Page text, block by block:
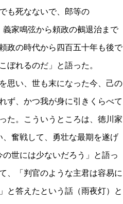
も死なないで、郎等の
義家鳴弦から頼政の鵺退治まで
政の時代から四百五十年も後で
ぼれるのだ」と語った。
思い、世も末になった今、己の
ず、かつ我が身に引きくらべて
た。こういうところは、徳川家
、奮戦して、勇壮な最期を遂げ
世には少ないだろう」と語っ
、「判官のような主君は容易に
と答えたという話（雨夜灯）と